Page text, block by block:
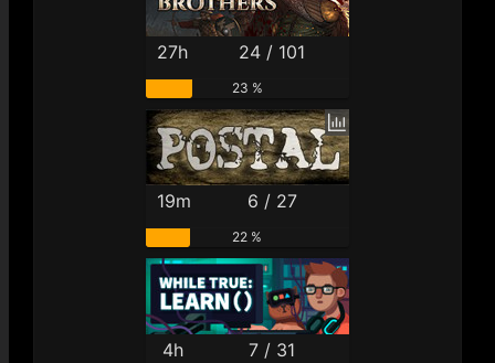
27h 24 / 101
23 %
19m 6 / 27
22 %
4h 7 / 31